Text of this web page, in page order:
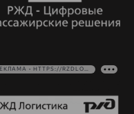
РЕКЛАМА • HTTPS://RZDLOG.RU/